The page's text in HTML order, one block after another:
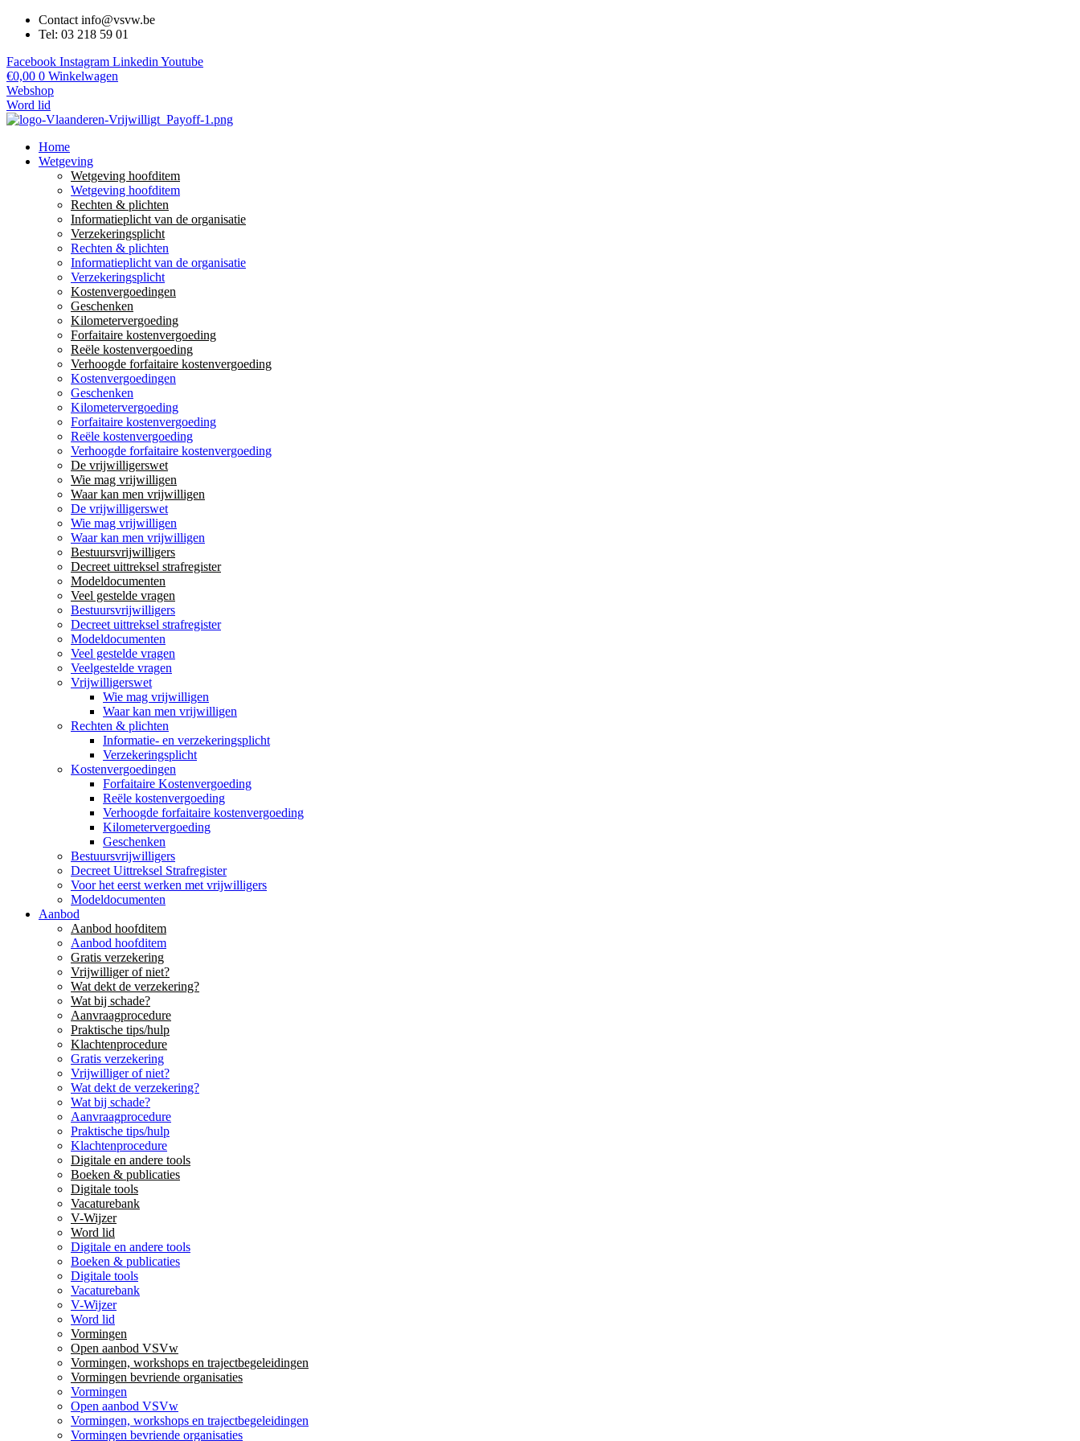
Contact info@vsvw.be
Tel: 03 218 59 01
Facebook Instagram Linkedin Youtube
€0,00 0 Winkelwagen
Webshop
Word lid
Home
Wetgeving
Wetgeving hoofditem
Wetgeving hoofditem
Rechten & plichten
Informatieplicht van de organisatie
Verzekeringsplicht
Rechten & plichten
Informatieplicht van de organisatie
Verzekeringsplicht
Kostenvergoedingen
Geschenken
Kilometervergoeding
Forfaitaire kostenvergoeding
Reële kostenvergoeding
Verhoogde forfaitaire kostenvergoeding
Kostenvergoedingen
Geschenken
Kilometervergoeding
Forfaitaire kostenvergoeding
Reële kostenvergoeding
Verhoogde forfaitaire kostenvergoeding
De vrijwilligerswet
Wie mag vrijwilligen
Waar kan men vrijwilligen
De vrijwilligerswet
Wie mag vrijwilligen
Waar kan men vrijwilligen
Bestuursvrijwilligers
Decreet uittreksel strafregister
Modeldocumenten
Veel gestelde vragen
Bestuursvrijwilligers
Decreet uittreksel strafregister
Modeldocumenten
Veel gestelde vragen
Veelgestelde vragen
Vrijwilligerswet
Wie mag vrijwilligen
Waar kan men vrijwilligen
Rechten & plichten
Informatie- en verzekeringsplicht
Verzekeringsplicht
Kostenvergoedingen
Forfaitaire Kostenvergoeding
Reële kostenvergoeding
Verhoogde forfaitaire kostenvergoeding
Kilometervergoeding
Geschenken
Bestuursvrijwilligers
Decreet Uittreksel Strafregister
Voor het eerst werken met vrijwilligers
Modeldocumenten
Aanbod
Aanbod hoofditem
Aanbod hoofditem
Gratis verzekering
Vrijwilliger of niet?
Wat dekt de verzekering?
Wat bij schade?
Aanvraagprocedure
Praktische tips/hulp
Klachtenprocedure
Gratis verzekering
Vrijwilliger of niet?
Wat dekt de verzekering?
Wat bij schade?
Aanvraagprocedure
Praktische tips/hulp
Klachtenprocedure
Digitale en andere tools
Boeken & publicaties
Digitale tools
Vacaturebank
V-Wijzer
Word lid
Digitale en andere tools
Boeken & publicaties
Digitale tools
Vacaturebank
V-Wijzer
Word lid
Vormingen
Open aanbod VSVw
Vormingen, workshops en trajectbegeleidingen
Vormingen bevriende organisaties
Vormingen
Open aanbod VSVw
Vormingen, workshops en trajectbegeleidingen
Vormingen bevriende organisaties